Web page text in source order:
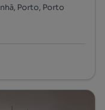
Porto, Porto